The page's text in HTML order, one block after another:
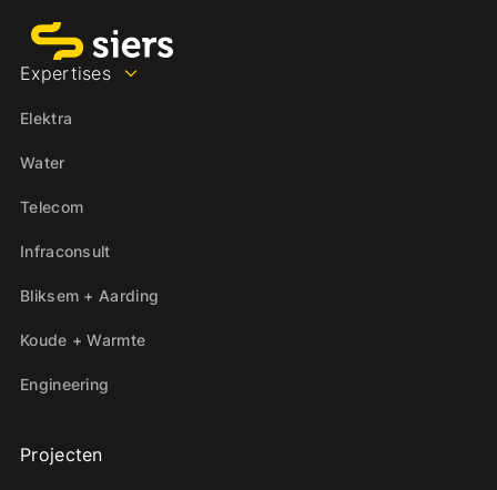
Expertises
Elektra
Water
Telecom
Infraconsult
Bliksem + Aarding
Koude + Warmte
Engineering
Projecten